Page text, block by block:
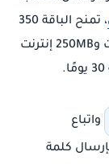
، تمنح الباقة 350
دقيقة داخل الشبكة و150 رسالة لكل الشبكات و250MB إنترنت
واتباع
كلمة